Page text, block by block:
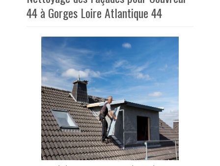
44 à Gorges Loire Atlantique 44